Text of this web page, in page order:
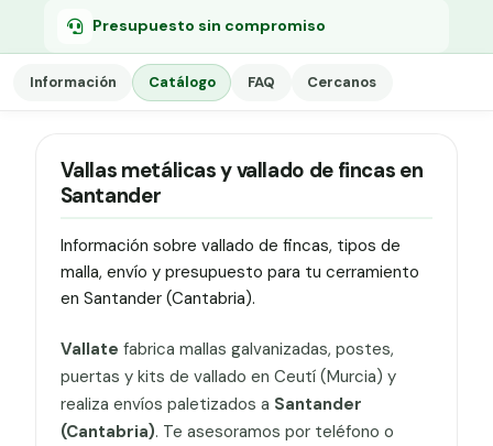
Presupuesto sin compromiso
Información Catálogo FAQ Cercanos
Vallas metálicas y vallado de fincas en
Santander
Información sobre vallado de fincas, tipos de
malla, envío y presupuesto para tu cerramiento
en Santander (Cantabria).
Vallate fabrica mallas galvanizadas, postes,
puertas y kits de vallado en Ceutí (Murcia) y
realiza envíos paletizados a Santander
(Cantabria). Te asesoramos por teléfono o